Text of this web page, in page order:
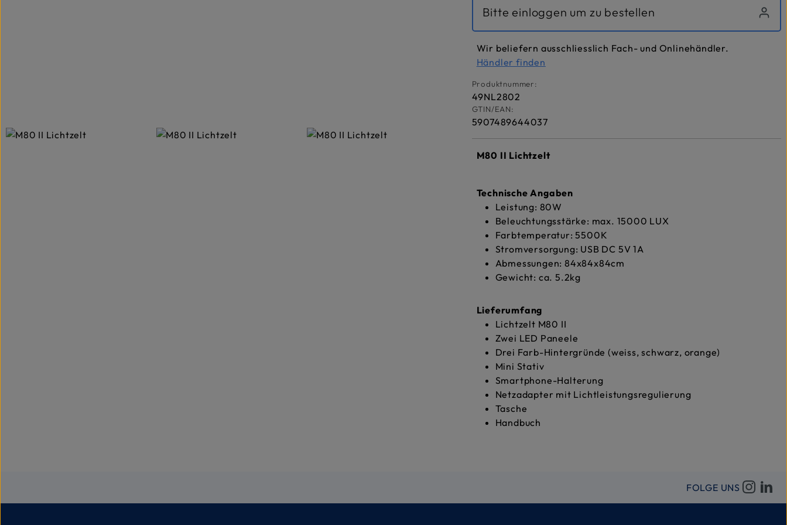
Bitte einloggen um zu bestellen
Wir beliefern ausschliesslich Fach- und Onlinehändler.
Händler finden
Produktnummer:
49NL2802
GTIN/EAN:
5907489644037
M80 II Lichtzelt
Technische Angaben
Leistung: 80W
Beleuchtungsstärke: max. 15000 LUX
Farbtemperatur: 5500K
Stromversorgung: USB DC 5V 1A
Abmessungen: 84x84x84cm
Gewicht: ca. 5.2kg
Lieferumfang
Lichtzelt M80 II
Zwei LED Paneele
Drei Farb-Hintergründe (weiss, schwarz, orange)
Mini Stativ
Smartphone-Halterung
Netzadapter mit Lichtleistungsregulierung
Tasche
Handbuch
FOLGE UNS